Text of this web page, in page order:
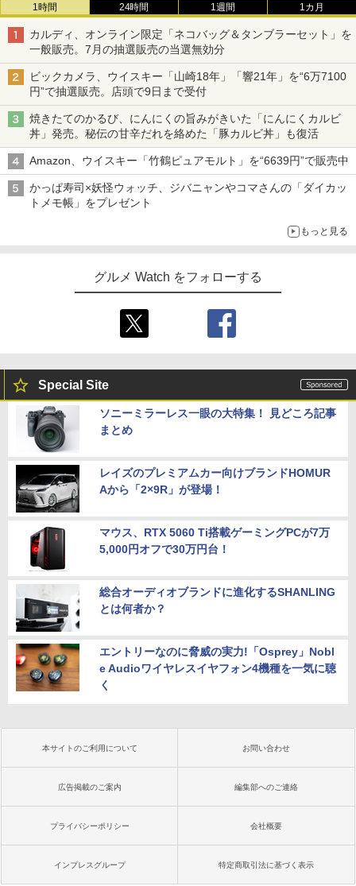
1時間 24時間 1週間 1カ月
カルディ、オンライン限定「ネコバッグ＆タンブラーセット」を
一般販売。7月の抽選販売の当選無効分
ビックカメラ、ウイスキー「山崎18年」「響21年」を“6万7100
円”で抽選販売。店頭で9日まで受付
焼きたてのかるび、にんにくの旨みがきいた「にんにくカルビ
丼」発売。秘伝の甘辛だれを絡めた「豚カルビ丼」も復活
Amazon、ウイスキー「竹鶴ピュアモルト」を“6639円”で販売中
かっぱ寿司×妖怪ウォッチ、ジバニャンやコマさんの「ダイカッ
トメモ帳」をプレゼント
もっと見る
グルメ Watch をフォローする
Special Site
ソニーミラーレス一眼の大特集！ 見どころ記事
まとめ
レイズのプレミアムカー向けブランドHOMUR
Aから「2×9R」が登場！
マウス、RTX 5060 Ti搭載ゲーミングPCが7万
5,000円オフで30万円台！
総合オーディオブランドに進化するSHANLING
とは何者か？
エントリーなのに脅威の実力!「Osprey」Nobl
e Audioワイヤレスイヤフォン4機種を一気に聴
く
本サイトのご利用について お問い合わせ
広告掲載のご案内 編集部へのご連絡
プライバシーポリシー 会社概要
インプレスグループ 特定商取引法に基づく表示